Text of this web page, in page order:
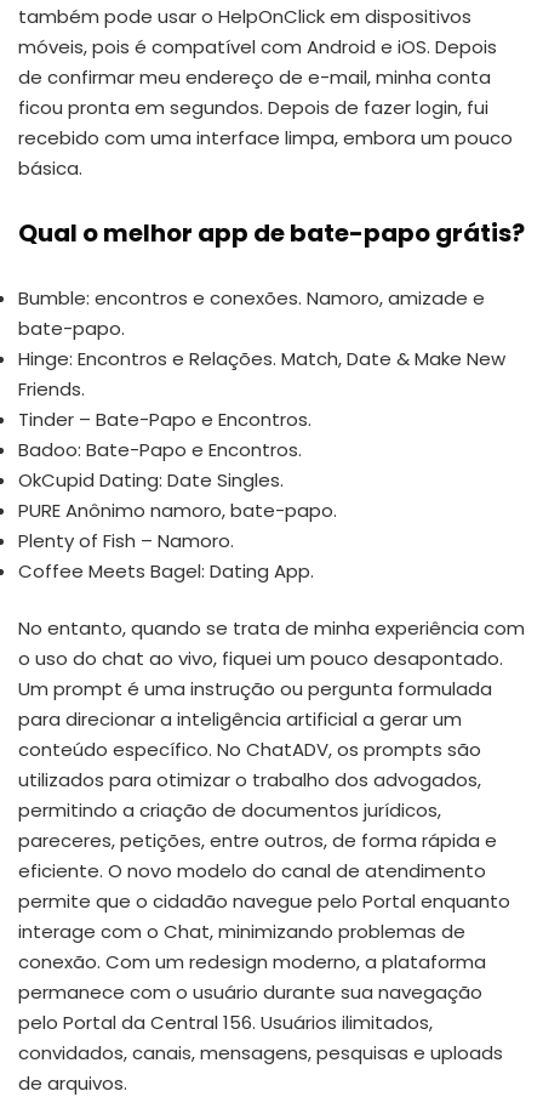
também pode usar o HelpOnClick em dispositivos
móveis, pois é compatível com Android e iOS. Depois
de confirmar meu endereço de e-mail, minha conta
ficou pronta em segundos. Depois de fazer login, fui
recebido com uma interface limpa, embora um pouco
básica.
Qual o melhor app de bate-papo grátis?
Bumble: encontros e conexões. Namoro, amizade e
bate-papo.
Hinge: Encontros e Relações. Match, Date & Make New
Friends.
Tinder – Bate-Papo e Encontros.
Badoo: Bate-Papo e Encontros.
OkCupid Dating: Date Singles.
PURE Anônimo namoro, bate-papo.
Plenty of Fish – Namoro.
Coffee Meets Bagel: Dating App.
No entanto, quando se trata de minha experiência com
o uso do chat ao vivo, fiquei um pouco desapontado.
Um prompt é uma instrução ou pergunta formulada
para direcionar a inteligência artificial a gerar um
conteúdo específico. No ChatADV, os prompts são
utilizados para otimizar o trabalho dos advogados,
permitindo a criação de documentos jurídicos,
pareceres, petições, entre outros, de forma rápida e
eficiente. O novo modelo do canal de atendimento
permite que o cidadão navegue pelo Portal enquanto
interage com o Chat, minimizando problemas de
conexão. Com um redesign moderno, a plataforma
permanece com o usuário durante sua navegação
pelo Portal da Central 156. Usuários ilimitados,
convidados, canais, mensagens, pesquisas e uploads
de arquivos.